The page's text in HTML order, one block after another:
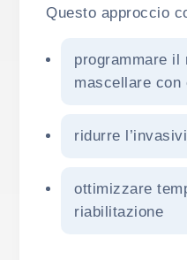
Questo approccio
programmare il
mascellare con
ridurre
ottimizzare
riabilitazione